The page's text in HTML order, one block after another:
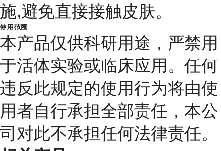
施,避免直接接触皮肤。
使用范围
本产品仅供科研用途，严禁用
于活体实验或临床应用。任何
违反此规定的使用行为将由使
用者自行承担全部责任，本公
司对此不承担任何法律责任。